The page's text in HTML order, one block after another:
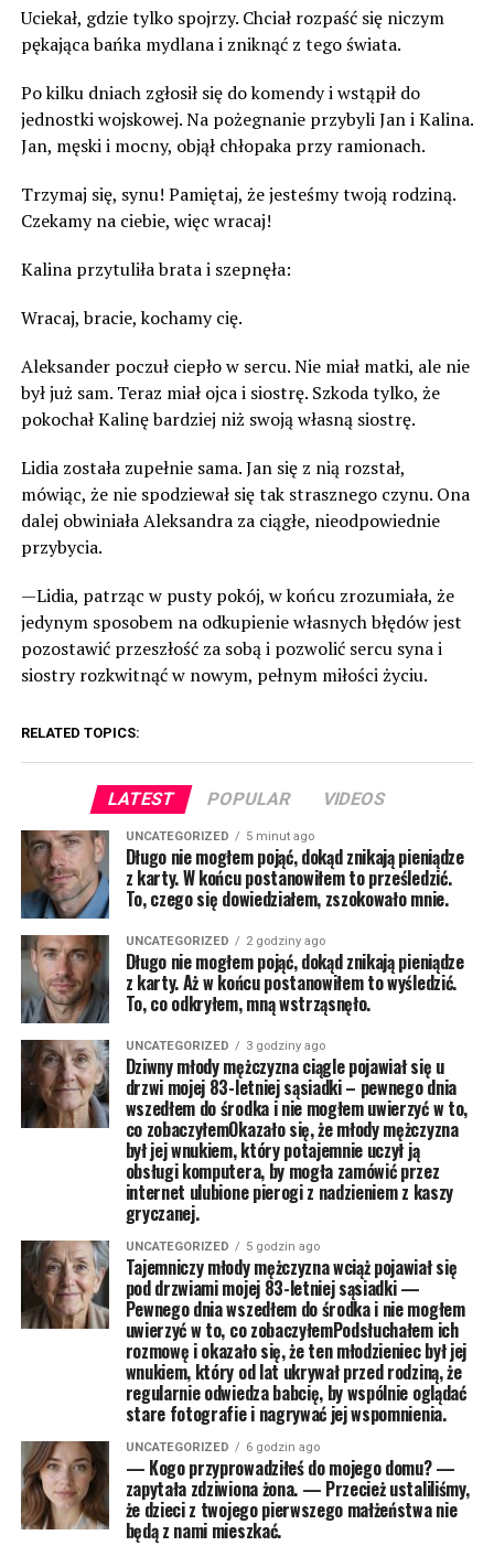
Uciekał, gdzie tylko spojrzy. Chciał rozpaść się niczym
pękająca bańka mydlana i zniknąć z tego świata.
Po kilku dniach zgłosił się do komendy i wstąpił do
jednostki wojskowej. Na pożegnanie przybyli Jan i Kalina.
Jan, męski i mocny, objął chłopaka przy ramionach.
Trzymaj się, synu! Pamiętaj, że jesteśmy twoją rodziną.
Czekamy na ciebie, więc wracaj!
Kalina przytuliła brata i szepnęła:
Wracaj, bracie, kochamy cię.
Aleksander poczuł ciepło w sercu. Nie miał matki, ale nie
był już sam. Teraz miał ojca i siostrę. Szkoda tylko, że
pokochał Kalinę bardziej niż swoją własną siostrę.
Lidia została zupełnie sama. Jan się z nią rozstał,
mówiąc, że nie spodziewał się tak strasznego czynu. Ona
dalej obwiniała Aleksandra za ciągłe, nieodpowiednie
przybycia.
—Lidia, patrząc w pusty pokój, w końcu zrozumiała, że
jedynym sposobem na odkupienie własnych błędów jest
pozostawić przeszłość za sobą i pozwolić sercu syna i
siostry rozkwitnąć w nowym, pełnym miłości życiu.
RELATED TOPICS:
LATEST POPULAR VIDEOS
UNCATEGORIZED 5 minut ago
Długo nie mogłem pojąć, dokąd znikają pieniądze
z karty. W końcu postanowiłem to prześledzić.
To, czego się dowiedziałem, zszokowało mnie.
UNCATEGORIZED 2 godziny ago
Długo nie mogłem pojąć, dokąd znikają pieniądze
z karty. Aż w końcu postanowiłem to wyśledzić.
To, co odkryłem, mną wstrząsnęło.
UNCATEGORIZED 3 godziny ago
Dziwny młody mężczyzna ciągle pojawiał się u
drzwi mojej 83-letniej sąsiadki – pewnego dnia
wszedłem do środka i nie mogłem uwierzyć w to,
co zobaczyłemOkazało się, że młody mężczyzna
był jej wnukiem, który potajemnie uczył ją
obsługi komputera, by mogła zamówić przez
internet ulubione pierogi z nadzieniem z kaszy
gryczanej.
UNCATEGORIZED 5 godzin ago
Tajemniczy młody mężczyzna wciąż pojawiał się
pod drzwiami mojej 83-letniej sąsiadki —
Pewnego dnia wszedłem do środka i nie mogłem
uwierzyć w to, co zobaczyłemPodsłuchałem ich
rozmowę i okazało się, że ten młodzieniec był jej
wnukiem, który od lat ukrywał przed rodziną, że
regularnie odwiedza babcię, by wspólnie oglądać
stare fotografie i nagrywać jej wspomnienia.
UNCATEGORIZED 6 godzin ago
— Kogo przyprowadziłeś do mojego domu? —
zapytała zdziwiona żona. — Przecież ustaliliśmy,
że dzieci z twojego pierwszego małżeństwa nie
będą z nami mieszkać.